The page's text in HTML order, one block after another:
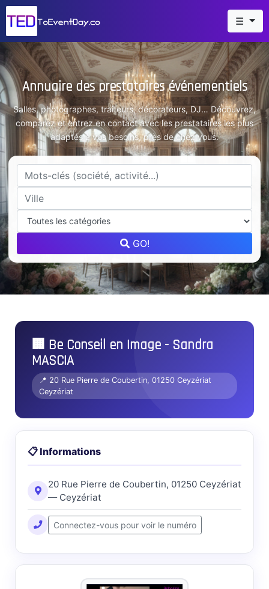
☰
Annuaire des prestataires événementiels
Salles, photographes, traiteurs, décorateurs, DJ… Découvrez,
comparez et entrez en contact avec les prestataires les plus
adaptés à vos besoins, près de chez vous.
GO!
🏢 Be Conseil en Image - Sandra
MASCIA
📍 20 Rue Pierre de Coubertin, 01250 Ceyzériat
Ceyzériat
📋 Informations
20 Rue Pierre de Coubertin, 01250 Ceyzériat
— Ceyzériat
Connectez-vous pour voir le numéro